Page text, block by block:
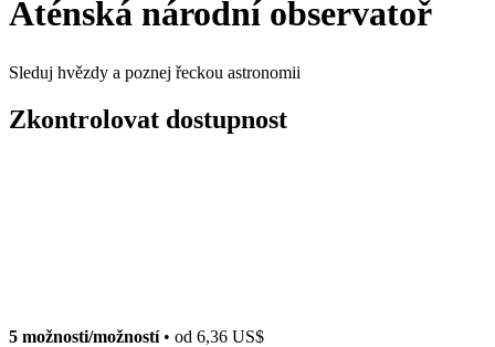
Aténská národní observatoř
Sleduj hvězdy a poznej řeckou astronomii
Zkontrolovat dostupnost
5 možnosti/možností• od 6,36 US$